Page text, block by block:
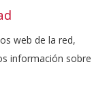
web de la red,
información sobre